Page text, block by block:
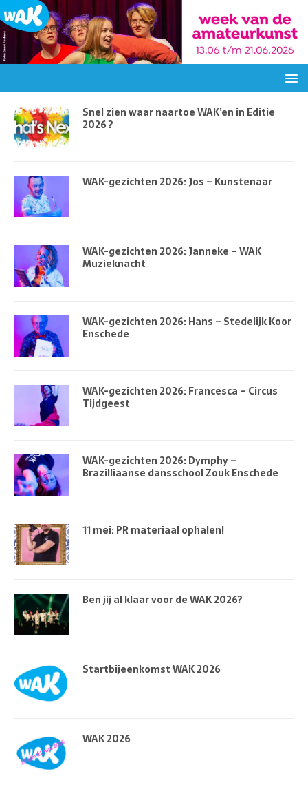
Snel zien waar naartoe WAK’en in Editie
2026 ?
WAK-gezichten 2026: Jos – Kunstenaar
WAK-gezichten 2026: Janneke – WAK
Muzieknacht
WAK-gezichten 2026: Hans – Stedelijk Koor
Enschede
WAK-gezichten 2026: Francesca – Circus
Tijdgeest
WAK-gezichten 2026: Dymphy –
Brazilliaanse dansschool Zouk Enschede
11 mei: PR materiaal ophalen!
Ben jij al klaar voor de WAK 2026?
Startbijeenkomst WAK 2026
WAK 2026